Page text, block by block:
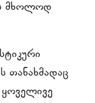
მხოლოდ
თანახმადაც